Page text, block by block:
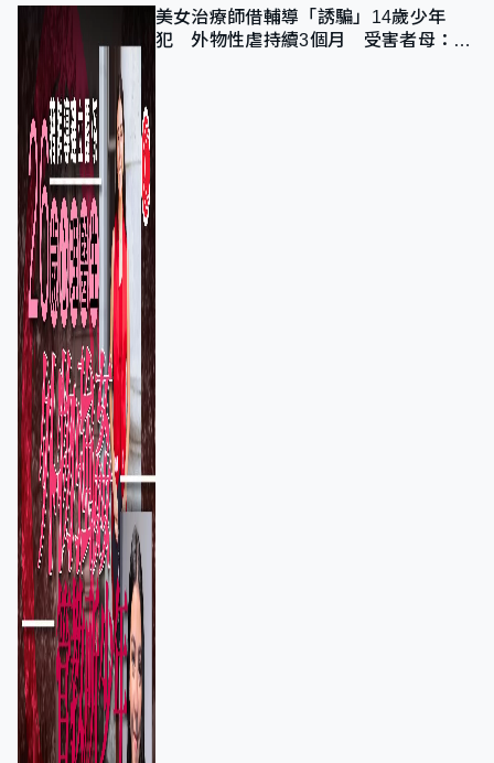
美女治療師借輔導「誘騙」14歲少年
犯 外物性虐持續3個月 受害者母：要